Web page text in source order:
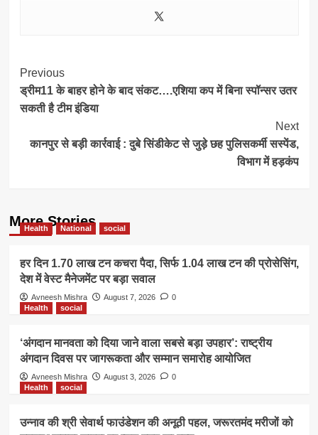
Post
Navigation
Previous
ड्रीम11 के बाहर होने के बाद संकट….एशिया कप में बिना स्पॉन्सर उतर
सकती है टीम इंडिया
Next
कानपुर से बड़ी कार्रवाई : दुबे सिंडीकेट से जुड़े छह पुलिसकर्मी सस्पेंड,
विभाग में हड़कंप
More Stories
Health National social
हर दिन 1.70 लाख टन कचरा पैदा, सिर्फ 1.04 लाख टन की प्रोसेसिंग,
देश में वेस्ट मैनेजमेंट पर बड़ा सवाल
Avneesh Mishra August 7, 2026
0
Health
social
‘अंगदान मानवता को दिया जाने वाला सबसे बड़ा उपहार’: राष्ट्रीय
अंगदान दिवस पर जागरूकता और सम्मान समारोह आयोजित
Avneesh Mishra August 3, 2026
0
Health
social
उन्नाव की श्री सेवार्थ फाउंडेशन की अनूठी पहल, जरूरतमंद मरीजों को